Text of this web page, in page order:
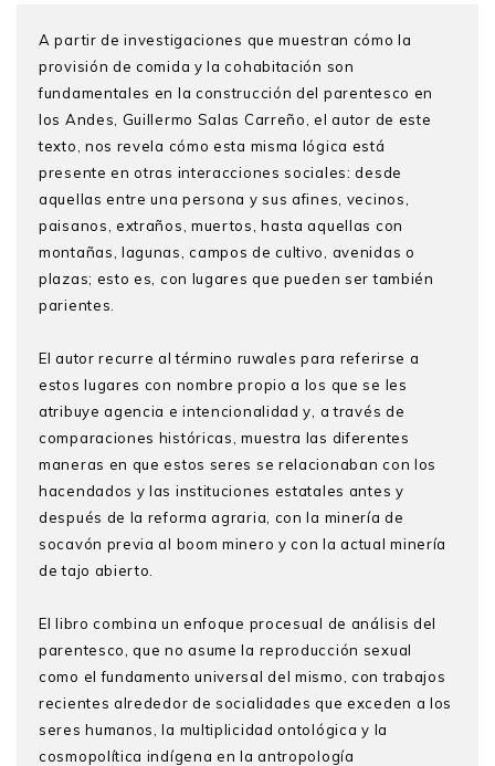
A partir de investigaciones que muestran cómo la
provisión de comida y la cohabitación son
fundamentales en la construcción del parentesco en
los Andes, Guillermo Salas Carreño, el autor de este
texto, nos revela cómo esta misma lógica está
presente en otras interacciones sociales: desde
aquellas entre una persona y sus afines, vecinos,
paisanos, extraños, muertos, hasta aquellas con
montañas, lagunas, campos de cultivo, avenidas o
plazas; esto es, con lugares que pueden ser también
parientes.
El autor recurre al término ruwales para referirse a
estos lugares con nombre propio a los que se les
atribuye agencia e intencionalidad y, a través de
comparaciones históricas, muestra las diferentes
maneras en que estos seres se relacionaban con los
hacendados y las instituciones estatales antes y
después de la reforma agraria, con la minería de
socavón previa al boom minero y con la actual minería
de tajo abierto.
El libro combina un enfoque procesual de análisis del
parentesco, que no asume la reproducción sexual
como el fundamento universal del mismo, con trabajos
recientes alrededor de socialidades que exceden a los
seres humanos, la multiplicidad ontológica y la
cosmopolítica indígena en la antropología